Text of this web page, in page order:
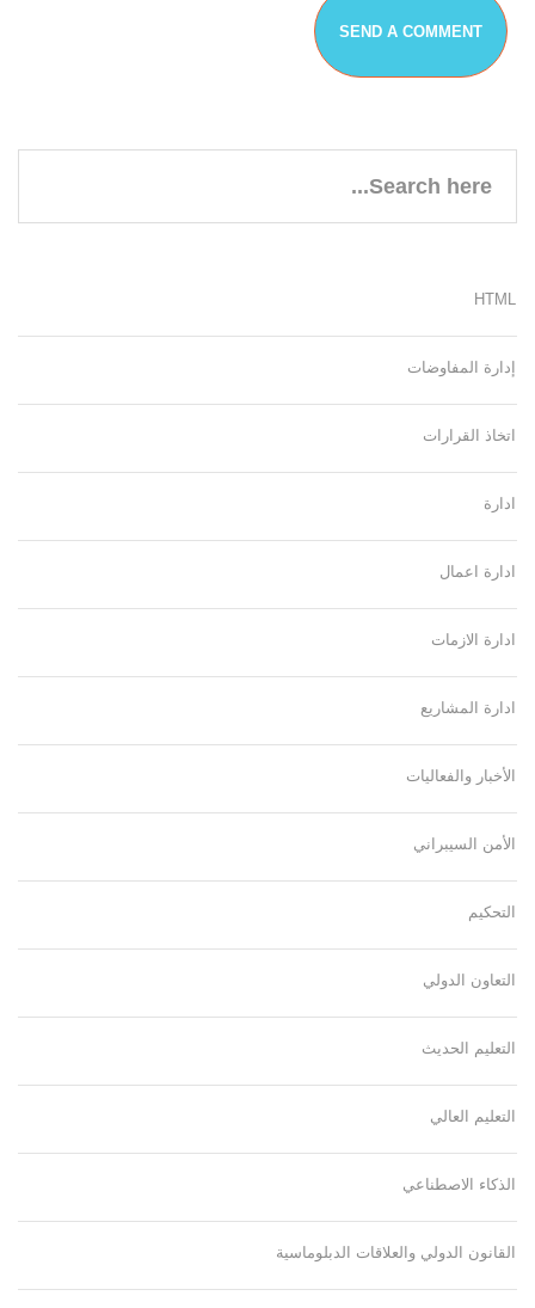
HTML
إدارة المفاوضات
اتخاذ القرارات
ادارة
ادارة اعمال
ادارة الازمات
ادارة المشاريع
الأخبار والفعاليات
الأمن السيبراني
التحكيم
التعاون الدولي
التعليم الحديث
التعليم العالي
الذكاء الاصطناعي
القانون الدولي والعلاقات الدبلوماسية